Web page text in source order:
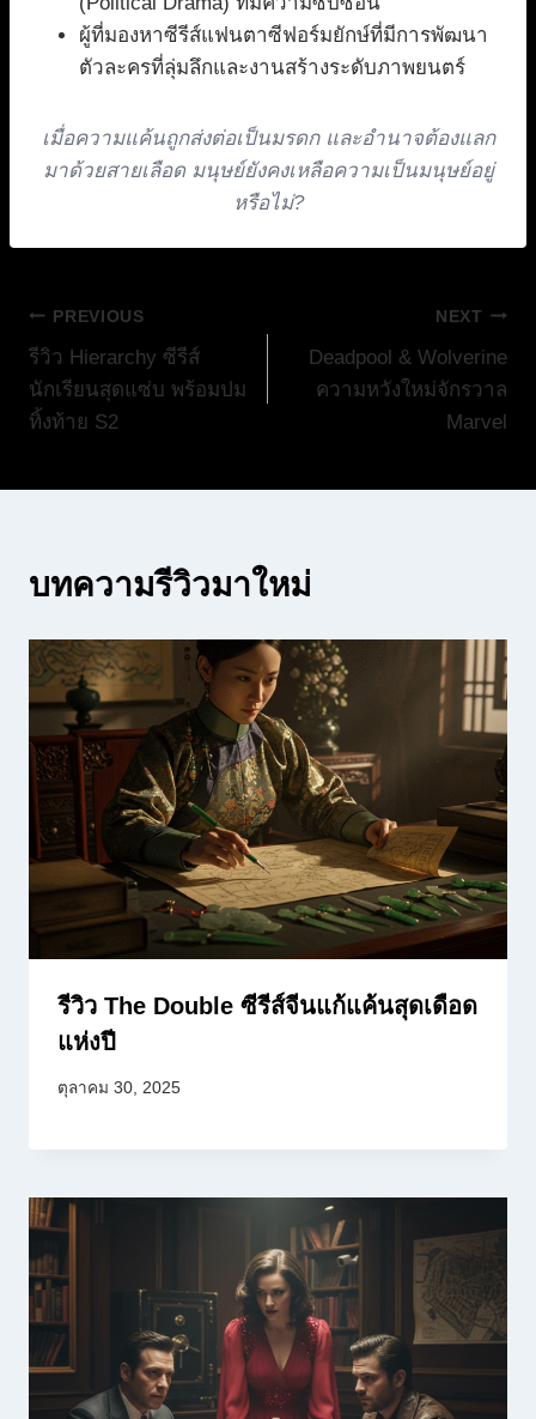
ผู้ที่มองหาซีรีส์แฟนตาซีฟอร์มยักษ์ที่มีการพัฒนา
ตัวละครที่ลุ่มลึกและงานสร้างระดับภาพยนตร์
เมื่อความแค้นถูกส่งต่อเป็นมรดก และอำนาจต้องแลก
มาด้วยสายเลือด มนุษย์ยังคงเหลือความเป็นมนุษย์อยู่
หรือไม่?
แนะแนว
เรื่อง
PREVIOUS
รีวิว Hierarchy ซีรีส์
นักเรียนสุดแซ่บ พร้อมปม
ทิ้งท้าย S2
NEXT
Deadpool & Wolverine
ความหวังใหม่จักรวาล
Marvel
บทความรีวิวมาใหม่
รีวิว The Double ซีรีส์จีนแก้แค้นสุดเดือด
แห่งปี
ตุลาคม 30, 2025